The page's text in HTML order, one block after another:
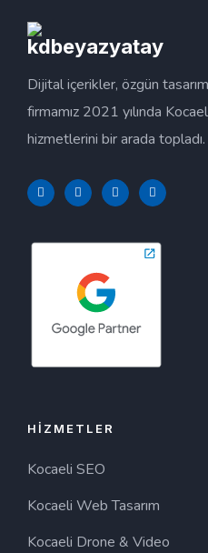
Dijital içerikler, özgün
firmamız 2021 yılında
hizmetlerini bir arada topladı.
HIZMETLER
Kocaeli SEO
Kocaeli Web Tasarım
Kocaeli Drone & Video